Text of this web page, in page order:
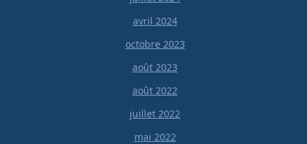
avril 2024
octobre 2023
août 2023
août 2022
juillet 2022
mai 2022